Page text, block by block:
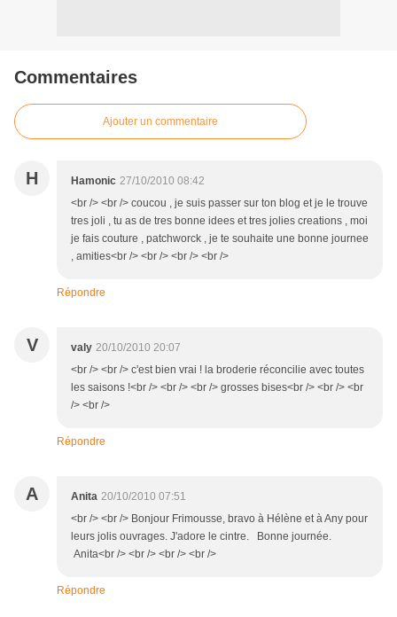
Commentaires
Ajouter un commentaire
H Hamonic 27/10/2010 08:42
<br /> <br /> coucou , je suis passer sur ton blog et je le trouve
tres joli , tu as de tres bonne idees et tres jolies creations , moi
je fais couture , patchworck , je te souhaite une bonne journee
, amities<br /> <br /> <br /> <br />
Répondre
V valy 20/10/2010 20:07
<br /> <br /> c'est bien vrai ! la broderie réconcilie avec toutes
les saisons !<br /> <br /> <br /> grosses bises<br /> <br /> <br
/> <br />
Répondre
A Anita 20/10/2010 07:51
<br /> <br /> Bonjour Frimousse, bravo à Hélène et à Any pour
leurs jolis ouvrages. J'adore le cintre. Bonne journée.
Anita<br /> <br /> <br /> <br />
Répondre